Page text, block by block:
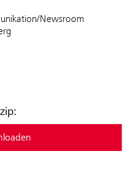
Newsroom